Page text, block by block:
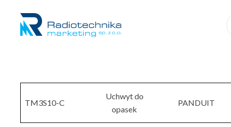
TM3S10-C
Uchwyt do
opasek
PANDUIT